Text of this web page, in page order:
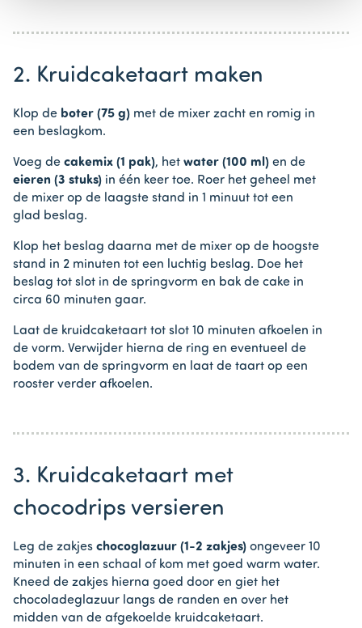
2. Kruidcaketaart maken
Klop de boter (75 g) met de mixer zacht en romig in
een beslagkom.
Voeg de cakemix (1 pak), het water (100 ml) en de
eieren (3 stuks) in één keer toe. Roer het geheel met
de mixer op de laagste stand in 1 minuut tot een
glad beslag.
Klop het beslag daarna met de mixer op de hoogste
stand in 2 minuten tot een luchtig beslag. Doe het
beslag tot slot in de springvorm en bak de cake in
circa 60 minuten gaar.
Laat de kruidcaketaart tot slot 10 minuten afkoelen in
de vorm. Verwijder hierna de ring en eventueel de
bodem van de springvorm en laat de taart op een
rooster verder afkoelen.
3. Kruidcaketaart met
chocodrips versieren
Leg de zakjes chocoglazuur (1-2 zakjes) ongeveer 10
minuten in een schaal of kom met goed warm water.
Kneed de zakjes hierna goed door en giet het
chocoladeglazuur langs de randen en over het
midden van de afgekoelde kruidcaketaart.